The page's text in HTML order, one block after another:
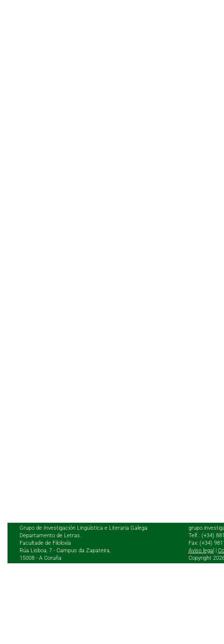
Grupo de Investigación Lingüística e Literaria Galega
Departamento de Letras.
Facultade de Filoloxía
Rúa Lisboa, 7 - Campus da Zapateira,
15008 - A Coruña
Telf.: (+34)
Fax: (+34)
Aviso legal
Copyright